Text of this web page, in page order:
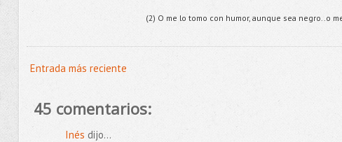
(2) O me lo tomo con humor, aunque sea negro..o
Entrada más reciente
45 comentarios:
Inés dijo...